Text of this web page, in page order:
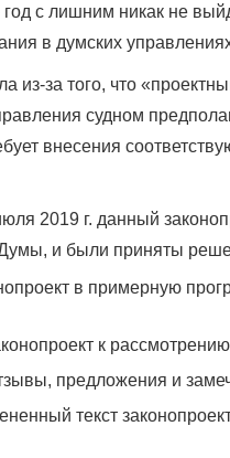
с лишним никак не
в думских
из-за того, что
судном
внесения
2019 г. данный
Думы, и были приняты
в примерную
к
предложения и
текст